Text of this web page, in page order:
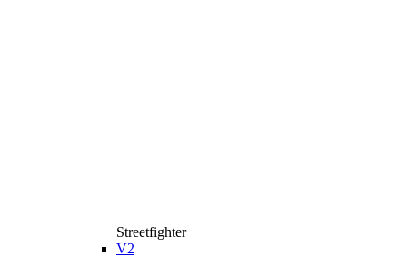
Streetfighter
V2